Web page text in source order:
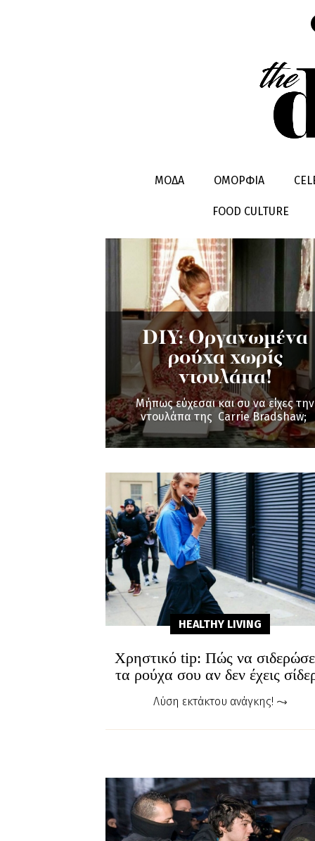
ΜΟΔΑ ΟΜΟΡΦΙΑ
FOOD CULTURE
ΛΥΣΗ
DIY: Οργανωμένα
ρούχα χωρίς
ντουλάπα!
Μήπως εύχεσαι και συ να είχες την
ντουλάπα της Carrie Bradshaw;
HEALTHY LIVING
Χρηστικό tip: Πώς να
τα ρούχα σου αν δεν έχεις
Λύση εκτάκτου ανάγκης!